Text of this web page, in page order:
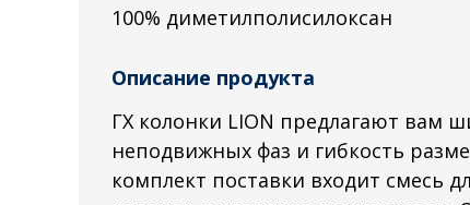
100% диметилполисилоксан
Описание продукта
ГХ колонки LION предлагают вам
неподвижных фаз и гибкость
комплект поставки входит смесь